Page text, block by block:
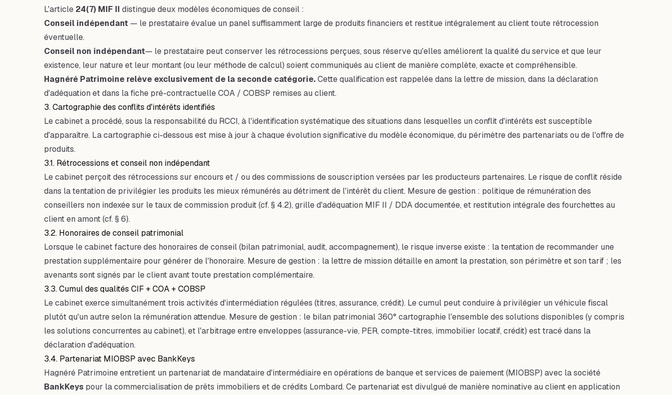
L'article 24(7) MIF II distingue deux modèles économiques de conseil :
Conseil indépendant — le prestataire évalue un panel suffisamment large de produits financiers et restitue intégralement au client toute rétrocession
éventuelle.
Conseil non indépendant— le prestataire peut conserver les rétrocessions perçues, sous réserve qu'elles améliorent la qualité du service et que leur
existence, leur nature et leur montant (ou leur méthode de calcul) soient communiqués au client de manière complète, exacte et compréhensible.
Hagnéré Patrimoine relève exclusivement de la seconde catégorie.Cette qualification est rappelée dans la lettre de mission, dans la déclaration
d'adéquation et dans la fiche pré-contractuelle COA / COBSP remises au client.
3. Cartographie des conflits d'intérêts identifiés
Le cabinet a procédé, sous la responsabilité du RCCI, à l'identification systématique des situations dans lesquelles un conflit d'intérêts est susceptible
d'apparaître. La cartographie ci-dessous est mise à jour à chaque évolution significative du modèle économique, du périmètre des partenariats ou de l'offre de
produits.
3.1. Rétrocessions et conseil non indépendant
Le cabinet perçoit des rétrocessions sur encours et / ou des commissions de souscription versées par les producteurs partenaires. Le risque de conflit réside
dans la tentation de privilégier les produits les mieux rémunérés au détriment de l'intérêt du client. Mesure de gestion : politique de rémunération des
conseillers non indexée sur le taux de commission produit (cf. § 4.2), grille d'adéquation MIF II / DDA documentée, et restitution intégrale des fourchettes au
client en amont (cf. § 6).
3.2. Honoraires de conseil patrimonial
Lorsque le cabinet facture des honoraires de conseil (bilan patrimonial, audit, accompagnement), le risque inverse existe : la tentation de recommander une
prestation supplémentaire pour générer de l'honoraire. Mesure de gestion : la lettre de mission détaille en amont la prestation, son périmètre et son tarif ; les
avenants sont signés par le client avant toute prestation complémentaire.
3.3. Cumul des qualités CIF + COA + COBSP
Le cabinet exerce simultanément trois activités d'intermédiation régulées (titres, assurance, crédit). Le cumul peut conduire à privilégier un véhicule fiscal
plutôt qu'un autre selon la rémunération attendue. Mesure de gestion : le bilan patrimonial 360° cartographie l'ensemble des solutions disponibles (y compris
les solutions concurrentes au cabinet), et l'arbitrage entre enveloppes (assurance-vie, PER, compte-titres, immobilier locatif, crédit) est tracé dans la
déclaration d'adéquation.
3.4. Partenariat MIOBSP avec BankKeys
Hagnéré Patrimoine entretient un partenariat de mandataire d'intermédiaire en opérations de banque et services de paiement (MIOBSP) avec la société
BankKeys pour la commercialisation de prêts immobiliers et de crédits Lombard. Ce partenariat est divulgué de manière nominative au client en application